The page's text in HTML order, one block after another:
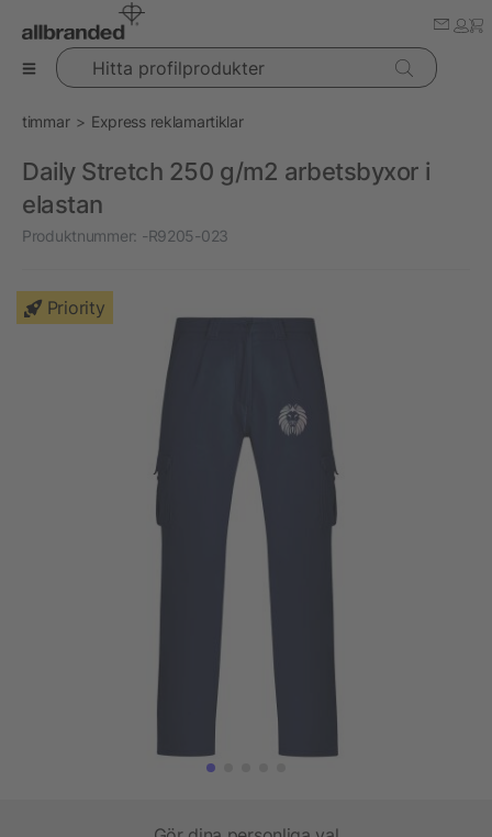
Hitta profilprodukter
timmar Express reklamartiklar
Daily Stretch 250 g/m2 arbetsbyxor i
elastan
Produktnummer: -R9205-023
Priority